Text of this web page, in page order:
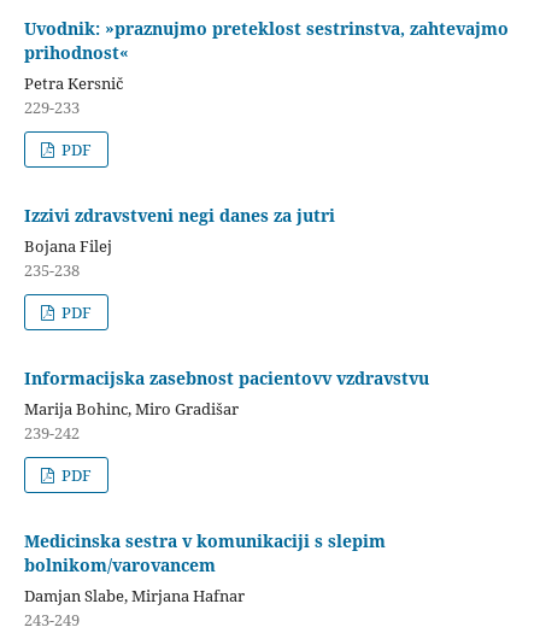
Uvodnik: »praznujmo preteklost sestrinstva, zahtevajmo
prihodnost«
Petra Kersnič
229-233
PDF
Izzivi zdravstveni negi danes za jutri
Bojana Filej
235-238
PDF
Informacijska zasebnost pacientovv vzdravstvu
Marija Bohinc, Miro Gradišar
239-242
PDF
Medicinska sestra v komunikaciji s slepim
bolnikom/varovancem
Damjan Slabe, Mirjana Hafnar
243-249